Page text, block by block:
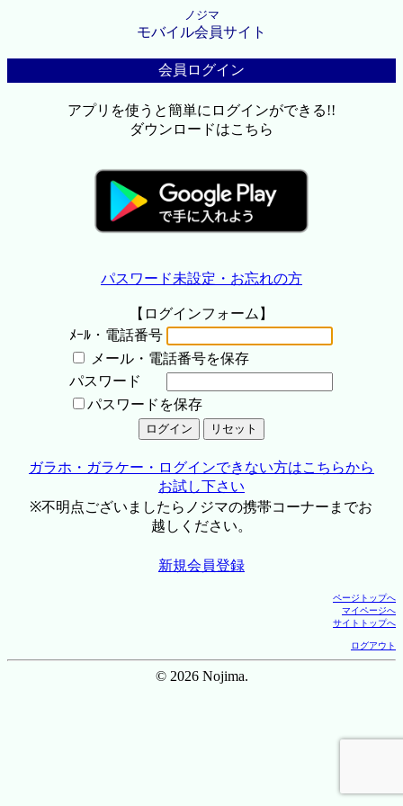
ノジマ
モバイル会員サイト
会員ログイン
アプリを使うと簡単にログインができる!!
ダウンロードはこちら
パスワード未設定・お忘れの方
【ログインフォーム】
ﾒｰﾙ・電話番号
メール・電話番号を保存
パスワード
パスワードを保存
ガラホ・ガラケー・ログインできない方はこちらから
お試し下さい
※不明点ございましたらノジマの携帯コーナーまでお
越しください。
新規会員登録
ページトップへ
マイページへ
サイトトップへ
ログアウト
© 2026 Nojima.